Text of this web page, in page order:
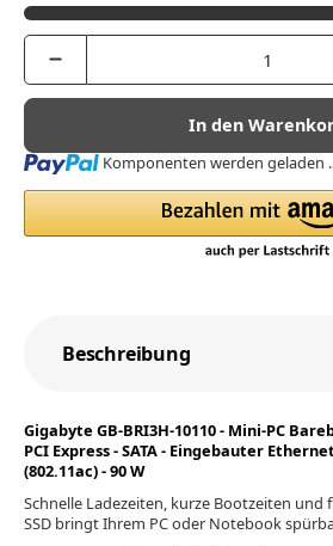
In den
Loading... Komponenten werden geladen
Beschreibung
Gigabyte GB-BRI3H-10110 - Mini-PC
PCI Express - SATA - Eingebauter
(802.11ac) - 90 W
Schnelle Ladezeiten, kurze Bootzeiten und
SSD bringt Ihrem PC oder Notebook